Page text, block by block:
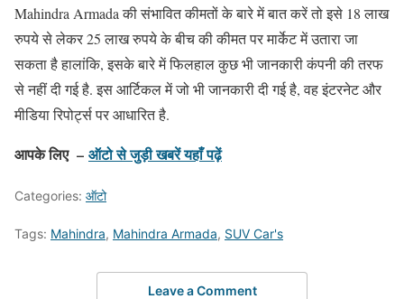
Mahindra Armada की संभावित कीमतों के बारे में बात करें तो इसे 18 लाख
रुपये से लेकर 25 लाख रुपये के बीच की कीमत पर मार्केट में उतारा जा
सकता है हालांकि, इसके बारे में फिलहाल कुछ भी जानकारी कंपनी की तरफ
से नहीं दी गई है. इस आर्टिकल में जो भी जानकारी दी गई है, वह इंटरनेट और
मीडिया रिपोर्ट्स पर आधारित है.
आपके लिए – ऑटो से जुड़ी खबरें यहाँ पढ़ें
Categories: ऑटो
Tags: Mahindra, Mahindra Armada, SUV Car's
Leave a Comment